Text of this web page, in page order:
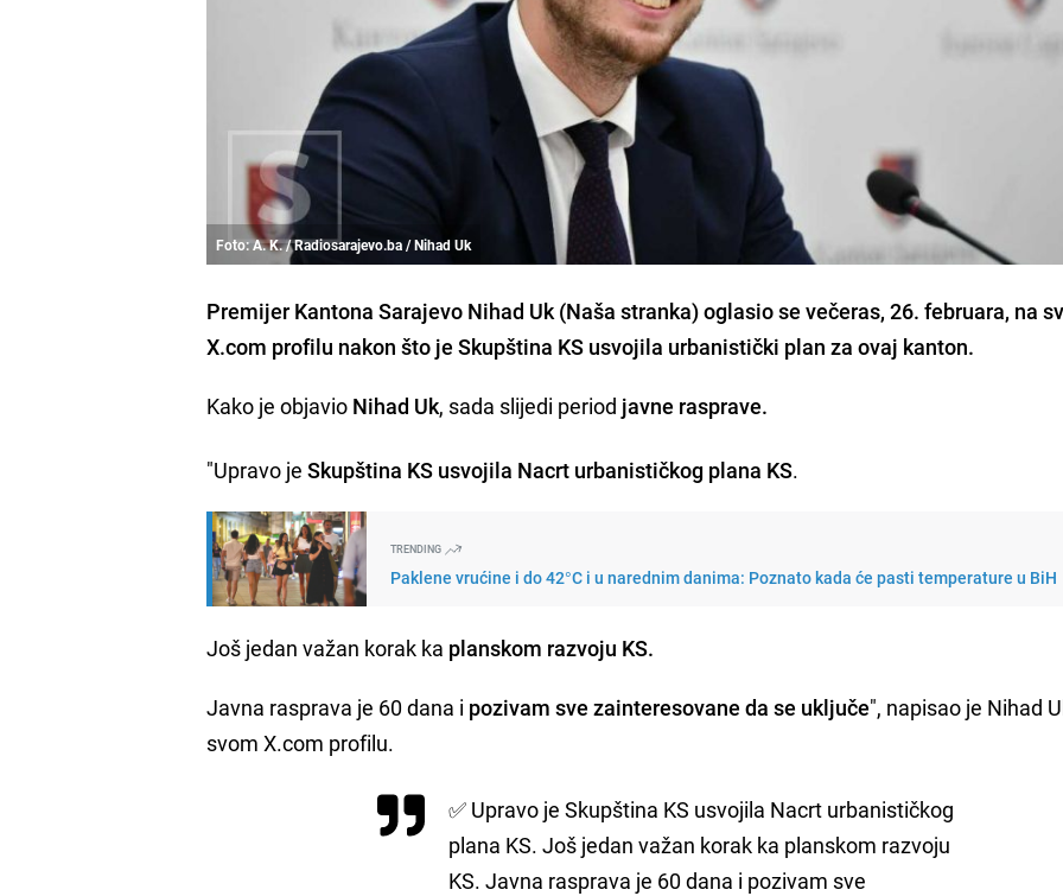
Foto: A. K. / Radiosarajevo.ba / Nihad Uk
Premijer Kantona Sarajevo Nihad Uk (Naša stranka) oglasio se večeras, 26. februara, na
X.com profilu nakon što je Skupština KS usvojila urbanistički plan za ovaj kanton.
Kako je objavio Nihad Uk, sada slijedi period javne rasprave.
"Upravo jeSkupština KS usvojila Nacrt urbanističkog plana KS.
TRENDING
Paklene vrućine i do 42°C i u narednim danima: Poznato kada će pasti temperature u BiH
Još jedan važan korak ka planskom razvoju KS.
Javna rasprava je 60 dana i pozivam sve zainteresovane da se uključe", napisao je Nihad
svom X.com profilu.
✅️ Upravo je Skupština KS usvojila Nacrt urbanističkog
plana KS. Još jedan važan korak ka planskom razvoju
KS. Javna rasprava je 60 dana i pozivam sve